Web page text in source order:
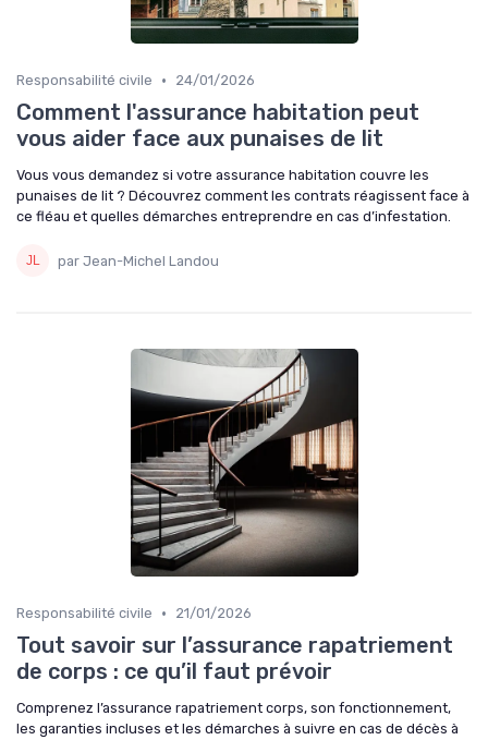
Responsabilité civile • 24/01/2026
Comment l'assurance habitation peut
vous aider face aux punaises de lit
Vous vous demandez si votre assurance habitation couvre les
punaises de lit ? Découvrez comment les contrats réagissent face à
ce fléau et quelles démarches entreprendre en cas d’infestation.
par Jean-Michel Landou
Responsabilité civile • 21/01/2026
Tout savoir sur l’assurance rapatriement
de corps : ce qu’il faut prévoir
Comprenez l’assurance rapatriement corps, son fonctionnement,
les garanties incluses et les démarches à suivre en cas de décès à